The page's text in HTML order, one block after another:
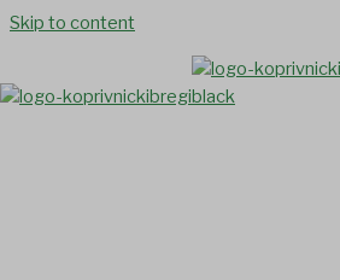
Skip to content